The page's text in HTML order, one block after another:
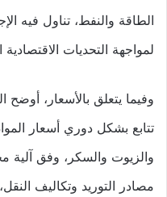
الطاقة والنفط، تناول فيه
لمواجهة التحديات الاقتصادية
وفيما يتعلق بالأسعار،
تتابع بشكل دوري أسعار
والزيوت والسكر، وفق آلية
مصادر التوريد وتكاليف